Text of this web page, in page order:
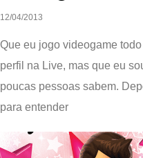
12/04/2013
Que eu jogo videogame
perfil na Live, mas que eu
poucas pessoas sabem.
para entender